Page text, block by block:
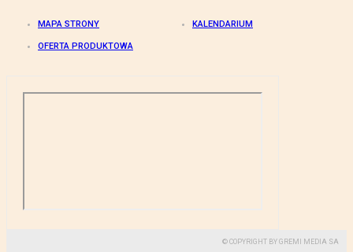
MAPA STRONY KALENDARIUM
OFERTA PRODUKTOWA
© COPYRIGHT BY GREMI MEDIA SA